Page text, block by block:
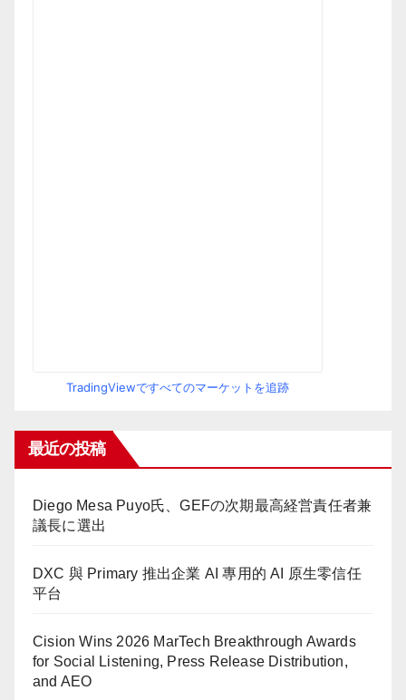
TradingViewですべてのマーケットを追跡
最近の投稿
Diego Mesa Puyo氏、GEFの次期最高経営責任者兼
議長に選出
DXC 與 Primary 推出企業 AI 專用的 AI 原生零信任
平台
Cision Wins 2026 MarTech Breakthrough Awards
for Social Listening, Press Release Distribution,
and AEO